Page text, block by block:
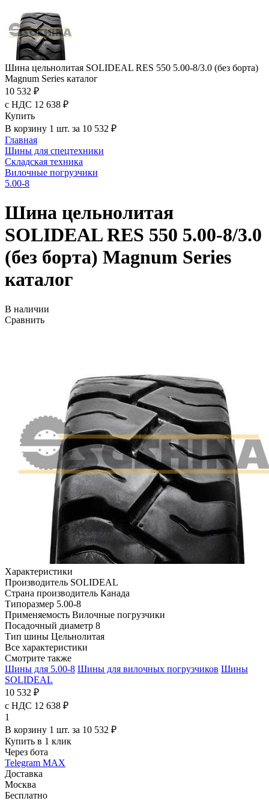
Шина цельнолитая SOLIDEAL RES 550 5.00-8/3.0 (без борта)
Magnum Series каталог
10 532 ₽
с НДС 12 638 ₽
Купить
В корзину 1 шт. за 10 532 ₽
Главная
Шины для спецтехники
Складская техника
Вилочные погрузчики
5.00-8
Шина цельнолитая
SOLIDEAL RES 550 5.00-8/3.0
(без борта) Magnum Series
каталог
В наличии
Сравнить
Характеристики
Производитель SOLIDEAL
Страна производитель Канада
Типоразмер 5.00-8
Применяемость Вилочные погрузчики
Посадочный диаметр 8
Тип шины Цельнолитая
Все характеристики
Смотрите также
Шины для 5.00-8 Шины для вилочных погрузчиков Шины
SOLIDEAL
10 532 ₽
с НДС 12 638 ₽
1
В корзину 1 шт. за 10 532 ₽
Купить в 1 клик
Через бота
Telegram MAX
Доставка
Москва
Бесплатно